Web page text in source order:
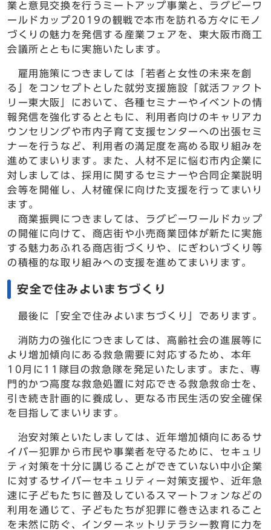
業と意見交換を行うミートアップ事業と、ラグビーワ
ールドカップ2019の観戦で本市を訪れる方々にモノ
づくりの魅力を発信する産業フェアを、東大阪市商工
会議所とともに実施いたします。
雇用施策につきましては「若者と女性の未来を創
る」をコンセプトとした就労支援施設「就活ファクト
リー東大阪」において、各種セミナーやイベントの情
報発信を強化するとともに、利用者向けのキャリアカ
ウンセリングや市内子育て支援センターへの出張セミ
ナーを行うなど、利用者の満足度を高める取り組みを
進めてまいります。また、人材不足に悩む市内企業に
対しましては、採用に関するセミナーや合同企業説明
会等を開催し、人材確保に向けた支援を行ってまいり
ます。
商業振興につきましては、ラグビーワールドカップ
の開催に向けて、商店街や小売商業団体が新たに実施
する魅力あふれる商店街づくりや、にぎわいづくり等
の積極的な取り組みへの支援を進めてまいります。
安全で住みよいまちづくり
最後に「安全で住みよいまちづくり」であります。
消防力の強化につきましては、高齢社会の進展等に
より増加傾向にある救急需要に対応するため、本年
10月に11隊目の救急隊を発足いたします。また、専
門的かつ高度な救急処置に対応できる救急救命士を、
引き続き計画的に養成し、更なる市民生活の安全確保
を目指してまいります。
治安対策といたしましては、近年増加傾向にあるサ
イバー犯罪から市民や事業者を守るために、セキュリ
ティ対策を十分に講じることができていない中小企業
に対するサイバーセキュリティー対策支援や、近年急
速に子どもたちに普及しているスマートフォンなどの
利用を通じて、子どもたちが犯罪に巻き込まれること
を未然に防ぐ、インターネットリテラシー教育に力を